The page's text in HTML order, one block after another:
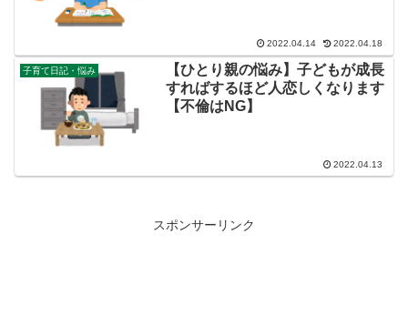
2022.04.14 2022.04.18
子育て日記・悩み
【ひとり親の悩み】子どもが成長
すればするほど人恋しくなります
【不倫はNG】
2022.04.13
スポンサーリンク